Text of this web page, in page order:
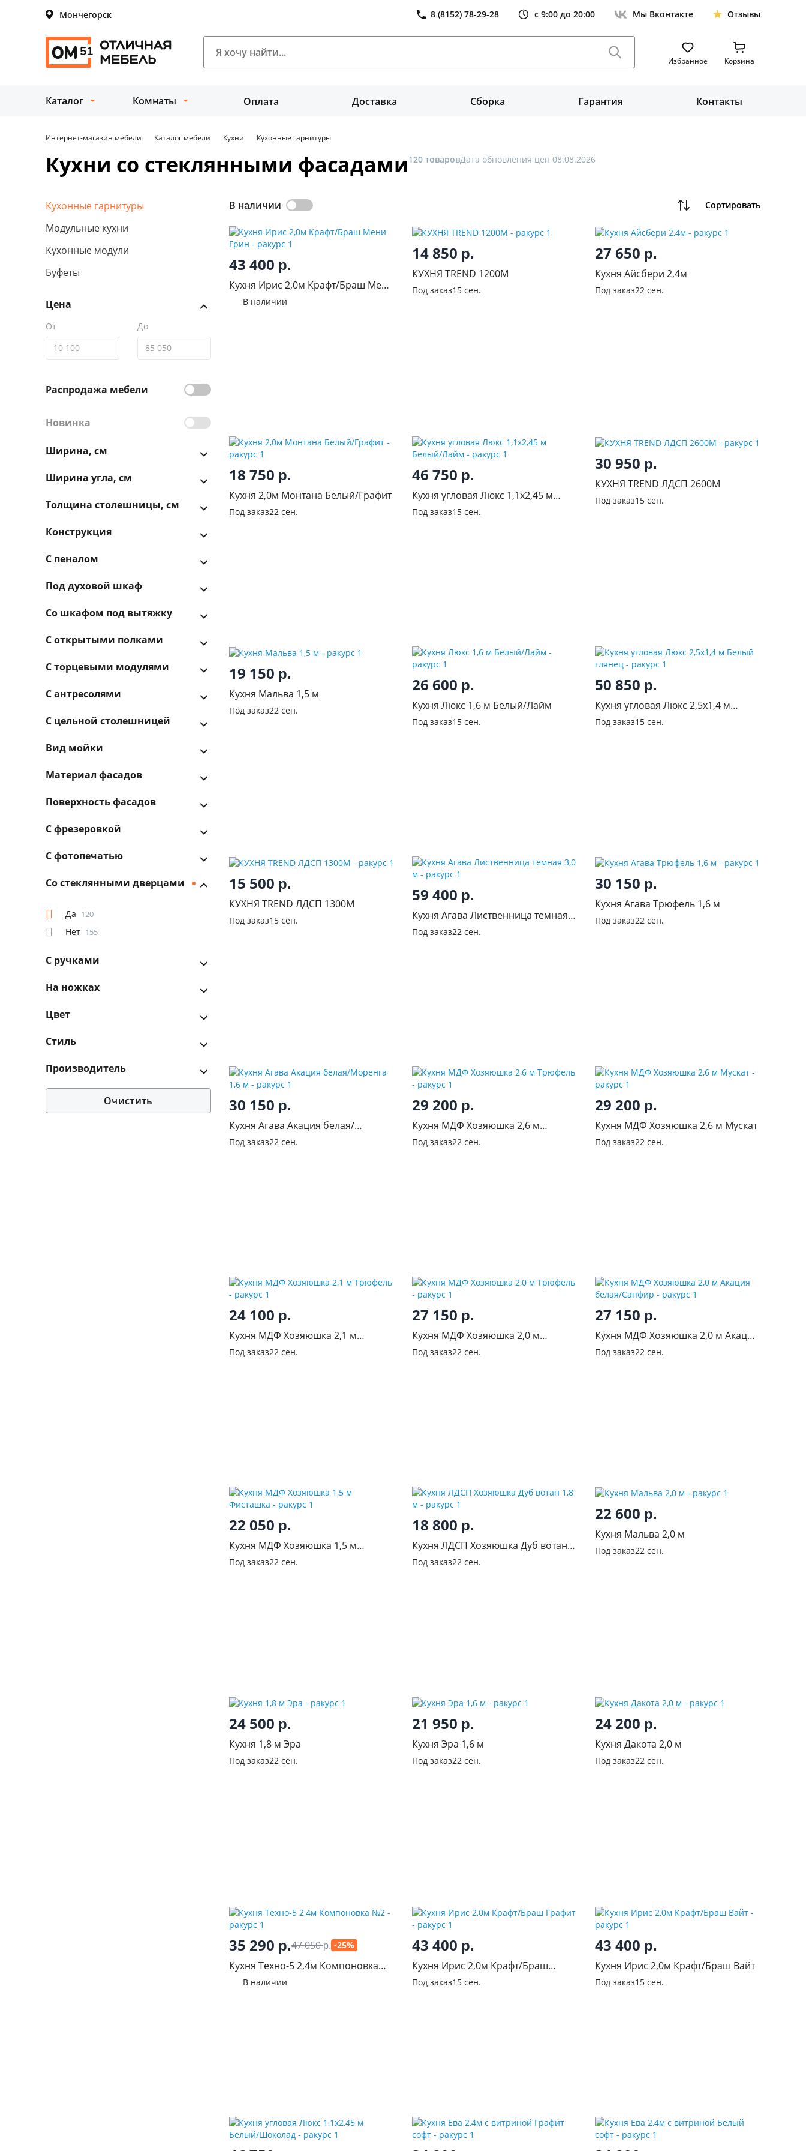
Мончегорск 8 (8152) 78-29-28 с 9:00 до 20:00 Мы Вконтакте Отзывы
Избранное Корзина
Каталог Комнаты Оплата Доставка Сборка Гарантия Контакты
Интернет-магазин мебели Каталог мебели Кухни Кухонные гарнитуры
Кухни со стеклянными фасадами120 товаровДата обновления цен 08.08.2026
Кухонные гарнитуры
Модульные кухни
Кухонные модули
Буфеты
Цена
От До
Распродажа мебели
Новинка
Ширина, см
Ширина угла, см
Толщина столешницы, см
Конструкция
С пеналом
Под духовой шкаф
Со шкафом под вытяжку
С открытыми полками
С торцевыми модулями
С антресолями
С цельной столешницей
Вид мойки
Материал фасадов
Поверхность фасадов
С фрезеровкой
С фотопечатью
Со стеклянными дверцами
Да 120
Нет 155
С ручками
На ножках
Цвет
Стиль
Производитель
Очистить
В наличии Сортировать
43 400 р.
Кухня Ирис 2,0м Крафт/Браш Мени
ГринВ наличии
14 850 р.
КУХНЯ TREND 1200М
Под заказ15 сен.
27 650 р.
Кухня Айсбери 2,4м
Под заказ22 сен.
18 750 р.
Кухня 2,0м Монтана Белый/Графит
Под заказ22 сен.
46 750 р.
Кухня угловая Люкс 1,1х2,45 м
Белый/Лайм
Под заказ15 сен.
30 950 р.
КУХНЯ TREND ЛДСП 2600М
Под заказ15 сен.
19 150 р.
Кухня Мальва 1,5 м
Под заказ22 сен.
26 600 р.
Кухня Люкс 1,6 м Белый/Лайм
Под заказ15 сен.
50 850 р.
Кухня угловая Люкс 2,5х1,4 м
Белый глянец
Под заказ15 сен.
15 500 р.
КУХНЯ TREND ЛДСП 1300М
Под заказ15 сен.
59 400 р.
Кухня Агава Лиственница темная
3,0 м
Под заказ22 сен.
30 150 р.
Кухня Агава Трюфель 1,6 м
Под заказ22 сен.
30 150 р.
Кухня Агава Акация белая/
Моренга 1,6 м
Под заказ22 сен.
29 200 р.
Кухня МДФ Хозяюшка 2,6 м
Трюфель
Под заказ22 сен.
29 200 р.
Кухня МДФ Хозяюшка 2,6 м Мускат
Под заказ22 сен.
24 100 р.
Кухня МДФ Хозяюшка 2,1 м
Трюфель
Под заказ22 сен.
27 150 р.
Кухня МДФ Хозяюшка 2,0 м
Трюфель
Под заказ22 сен.
27 150 р.
Кухня МДФ Хозяюшка 2,0 м Акация
белая/Сапфир
Под заказ22 сен.
22 050 р.
Кухня МДФ Хозяюшка 1,5 м
Фисташка
Под заказ22 сен.
18 800 р.
Кухня ЛДСП Хозяюшка Дуб вотан
1,8 м
Под заказ22 сен.
22 600 р.
Кухня Мальва 2,0 м
Под заказ22 сен.
24 500 р.
Кухня 1,8 м Эра
Под заказ22 сен.
21 950 р.
Кухня Эра 1,6 м
Под заказ22 сен.
24 200 р.
Кухня Дакота 2,0 м
Под заказ22 сен.
35 290 р.47 050р. -25%
Кухня Техно-5 2,4м Компоновка
№2В наличии
43 400 р.
Кухня Ирис 2,0м Крафт/Браш
Графит
Под заказ15 сен.
43 400 р.
Кухня Ирис 2,0м Крафт/Браш Вайт
Под заказ15 сен.